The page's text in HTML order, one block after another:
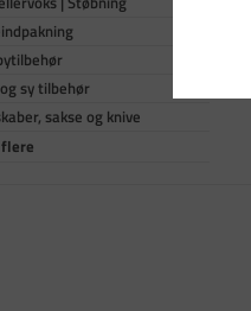
sy tilbehør
sakse og knive